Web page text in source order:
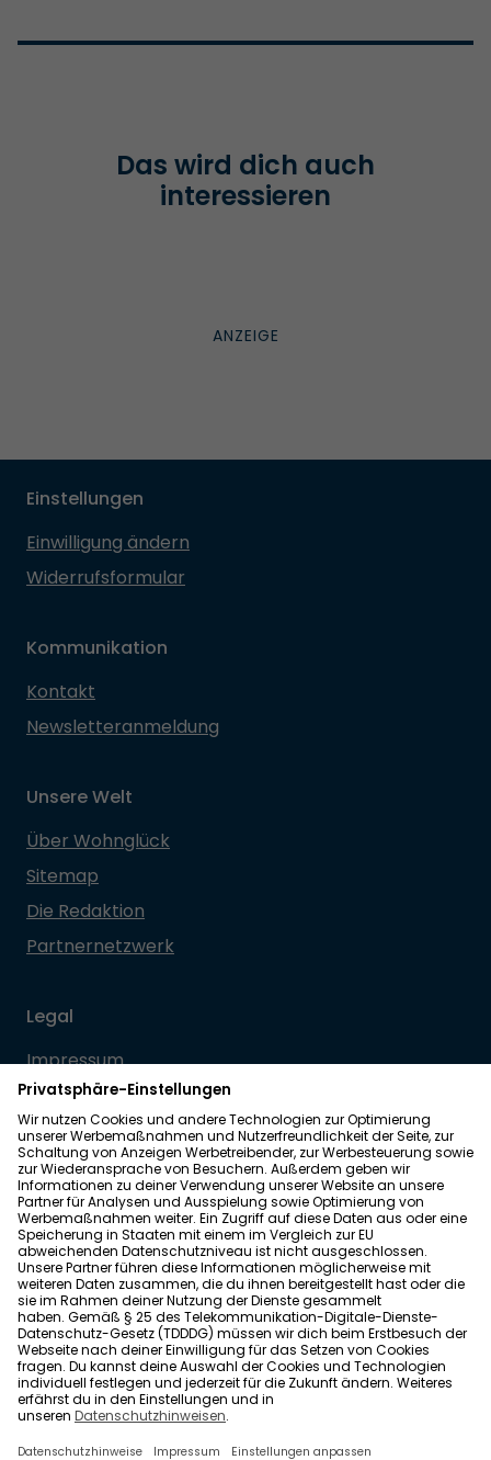
Das wird dich auch
interessieren
Einstellungen
Einwilligung ändern
Widerrufsformular
Kommunikation
Kontakt
Newsletteranmeldung
Unsere Welt
Über Wohnglück
Sitemap
Die Redaktion
Partnernetzwerk
Legal
Impressum
Datenschutz
Allgemeine Geschäftsbedingungen
Barrierefreiheit
Wohnglück folgen